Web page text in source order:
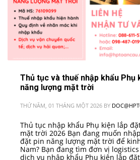
Thủ tục và thuế nhập khẩu Phụ
năng lượng mặt trời
THỨ NĂM, 01 THÁNG MỘT 2026 BY
Thủ tục nhập khẩu Phụ kiện lắp
mặt trời 2026 Bạn đang muốn
đặt pin năng lượng mặt trời để
Nam? Bạn đang tìm đơn vị
dịch vụ nhập khẩu Phụ kiện lắp